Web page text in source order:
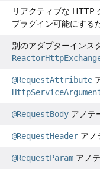
リアクティブな HTTP
プラグイン可能にする
別のアダプターインス
@RequestAttribute
@RequestBodyアノテ
@RequestHeaderアノ
@RequestParamアノ